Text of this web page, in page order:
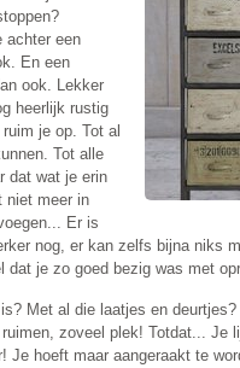
achter een
En een
ook. Lekker
heerlijk rustig
je op. Tot al
Tot alle
dat wat je erin
niet meer in
Er is
nog, er kan zelfs bijna niks
je zo goed bezig was met
Met al die laatjes en
zoveel plek! Totdat... Je
Je hoeft maar aangeraakt te